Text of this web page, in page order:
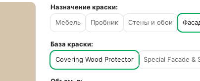
Назначение краски:
Мебель
Пробник Стены и обои
База краски:
Covering Wood Protector
Special Facade &